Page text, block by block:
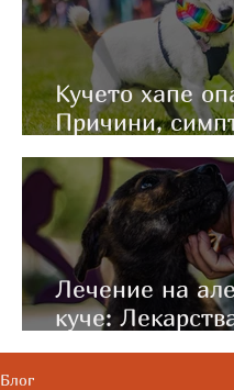
Кучето хапе
Причини,
какво да
Лечение на
куче:
имунотерапия
Блог